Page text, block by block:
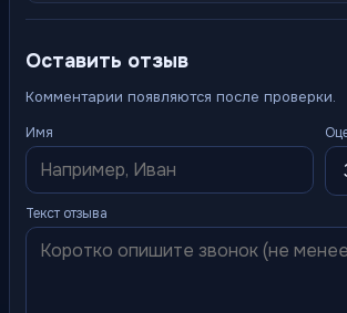
Оставить отзыв
Комментарии появляются после проверки.
Имя
Текст отзыва